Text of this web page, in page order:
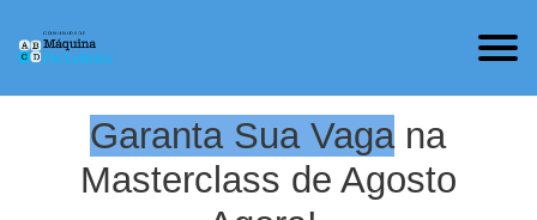
Garanta Sua Vagana
Masterclass de Agosto